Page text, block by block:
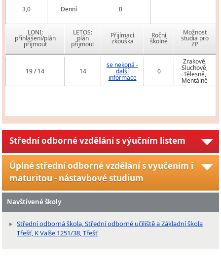
3,0 Denní 0
LONI:
přihlášení/plán
přijmout
LETOS:
plán
přijmout
Přijímací
zkouška
Roční
školné
Možnost
studia pro
ZP
19 / 14 14
se nekoná -
další
informace
0
Zrakově,
Sluchově,
Tělesně,
Mentálně
Střední odborné vzdělání s výučním listem
Úplné střední odborné vzdělání s vyučením i
maturitou - nástavbové studium
Navštívené školy
Střední odborná škola, Střední odborné učiliště a Základní škola
Třešť, K Valše 1251/38, Třešť